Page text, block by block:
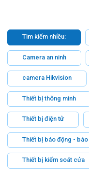
Tìm kiếm nhiều:
Camera an ninh
camera Hikvision
Thiết bị thông minh
Thiết bị điện tử
Thiết bị báo động -
Thiết bị kiểm soát cửa